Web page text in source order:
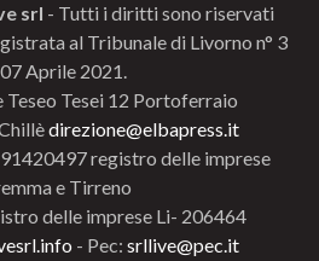
srl - Tutti i diritti sono riservati
al Tribunale di Livorno n° 3
Aprile 2021.
Teseo Tesei 12 Portoferraio
direzione@elbapress.it
registro delle imprese
e Tirreno
delle imprese Li- 206464
- Pec: srllive@pec.it